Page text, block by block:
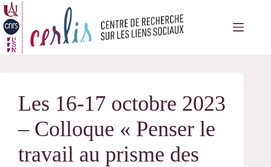
Passer
au
contenu
Les 16-17 octobre 2023
– Colloque « Penser le
travail au prisme des